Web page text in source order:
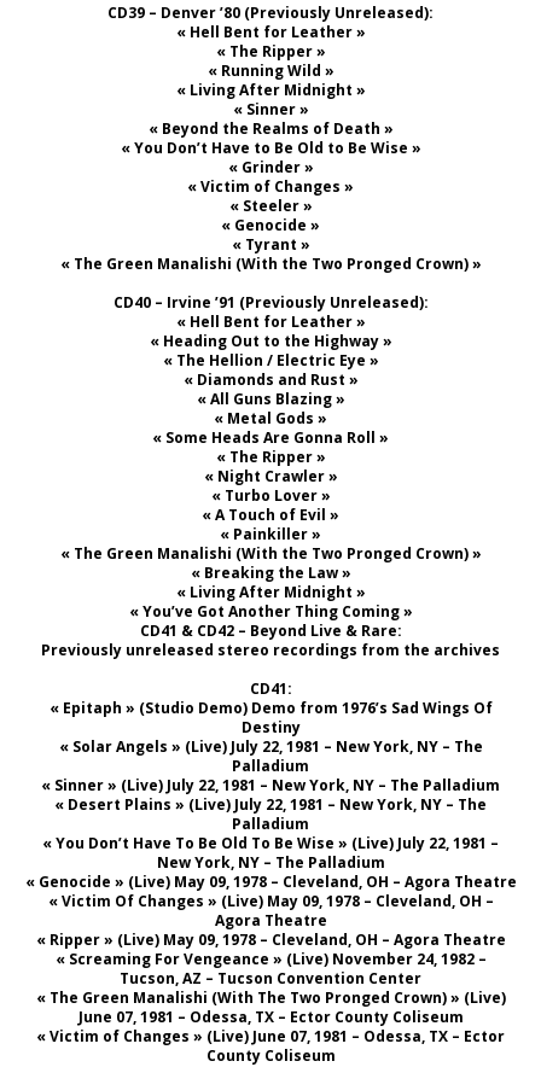
CD39 – Denver ’80 (Previously Unreleased):
« Hell Bent for Leather »
« The Ripper »
« Running Wild »
« Living After Midnight »
« Sinner »
« Beyond the Realms of Death »
« You Don’t Have to Be Old to Be Wise »
« Grinder »
« Victim of Changes »
« Steeler »
« Genocide »
« Tyrant »
« The Green Manalishi (With the Two Pronged Crown) »
CD40 – Irvine ’91 (Previously Unreleased):
« Hell Bent for Leather »
« Heading Out to the Highway »
« The Hellion / Electric Eye »
« Diamonds and Rust »
« All Guns Blazing »
« Metal Gods »
« Some Heads Are Gonna Roll »
« The Ripper »
« Night Crawler »
« Turbo Lover »
« A Touch of Evil »
« Painkiller »
« The Green Manalishi (With the Two Pronged Crown) »
« Breaking the Law »
« Living After Midnight »
« You’ve Got Another Thing Coming »
CD41 & CD42 – Beyond Live & Rare:
Previously unreleased stereo recordings from the archives
CD41:
« Epitaph » (Studio Demo) Demo from 1976’s Sad Wings Of
Destiny
« Solar Angels » (Live) July 22, 1981 – New York, NY – The
Palladium
« Sinner » (Live) July 22, 1981 – New York, NY – The Palladium
« Desert Plains » (Live) July 22, 1981 – New York, NY – The
Palladium
« You Don’t Have To Be Old To Be Wise » (Live) July 22, 1981 –
New York, NY – The Palladium
« Genocide » (Live) May 09, 1978 – Cleveland, OH – Agora Theatre
« Victim Of Changes » (Live) May 09, 1978 – Cleveland, OH –
Agora Theatre
« Ripper » (Live) May 09, 1978 – Cleveland, OH – Agora Theatre
« Screaming For Vengeance » (Live) November 24, 1982 –
Tucson, AZ – Tucson Convention Center
« The Green Manalishi (With The Two Pronged Crown) » (Live)
June 07, 1981 – Odessa, TX – Ector County Coliseum
« Victim of Changes » (Live) June 07, 1981 – Odessa, TX – Ector
County Coliseum